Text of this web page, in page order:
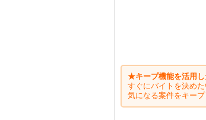
★キープ機能を活用し
すぐにバイトを決めた
気になる案件をキー